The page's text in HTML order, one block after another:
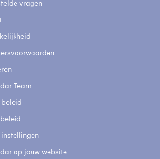
vragen
Team
beleid
instellingen
op jouw website